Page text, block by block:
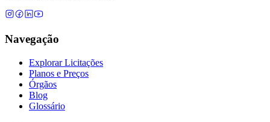
Navegação
Explorar Licitações
Planos e Preços
Órgãos
Blog
Glossário